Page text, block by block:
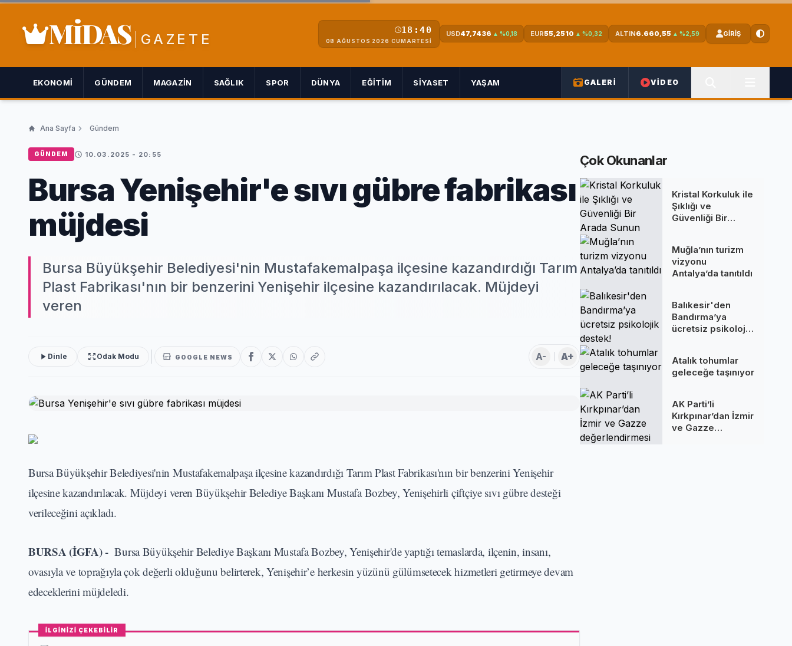
MİDAS GAZETE
18:40
08 AĞUSTOS 2026 CUMARTESI
USD47,7436 ▲ %0,18 EUR55,2510 ▲ %0,32 ALTIN6.660,55 ▲ %2,59 GİRİŞ
EKONOMI GÜNDEM MAGAZIN SAĞLIK SPOR DÜNYA EĞITIM SIYASET YAŞAM GALERİ VİDEO
Ana Sayfa Gündem
GÜNDEM 10.03.2025 - 20:55
Bursa Yenişehir'e sıvı gübre fabrikası
müjdesi
Bursa Büyükşehir Belediyesi'nin Mustafakemalpaşa ilçesine kazandırdığı Tarım
Plast Fabrikası'nın bir benzerini Yenişehir ilçesine kazandırılacak. Müjdeyi
veren
Dinle Odak Modu GOOGLE NEWS A- A+
Bursa Büyükşehir Belediyesi'nin Mustafakemalpaşa ilçesine kazandırdığı Tarım Plast Fabrikası'nın bir benzerini Yenişehir
ilçesine kazandırılacak. Müjdeyi veren Büyükşehir Belediye Başkanı Mustafa Bozbey, Yenişehirli çiftçiye sıvı gübre desteği
verileceğini açıkladı.
BURSA (İGFA) -Bursa Büyükşehir Belediye Başkanı Mustafa Bozbey, Yenişehir'de yaptığı temaslarda, ilçenin, insanı,
ovasıyla ve toprağıyla çok değerli olduğunu belirterek, Yenişehir’e herkesin yüzünü gülümsetecek hizmetleri getirmeye devam
edeceklerini müjdeledi.
İLGİNİZİ ÇEKEBİLİR
Çok Okunanlar
Kristal Korkuluk ile
Şıklığı ve
Güvenliği Bir
Muğla’nın turizm
vizyonu
Antalya’da tanıtıldı
Balıkesir'den
Bandırma’ya
ücretsiz psikolojik
Atalık tohumlar
geleceğe taşınıyor
AK Parti’li
Kırkpınar’dan İzmir
ve Gazze